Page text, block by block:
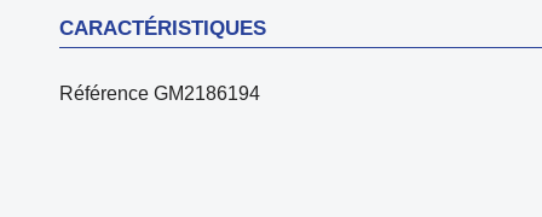
CARACTÉRISTIQUES
Référence GM2186194